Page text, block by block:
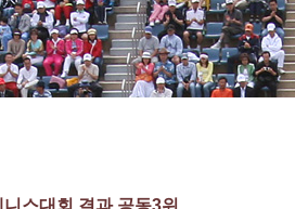
스대회 결과 공동3위